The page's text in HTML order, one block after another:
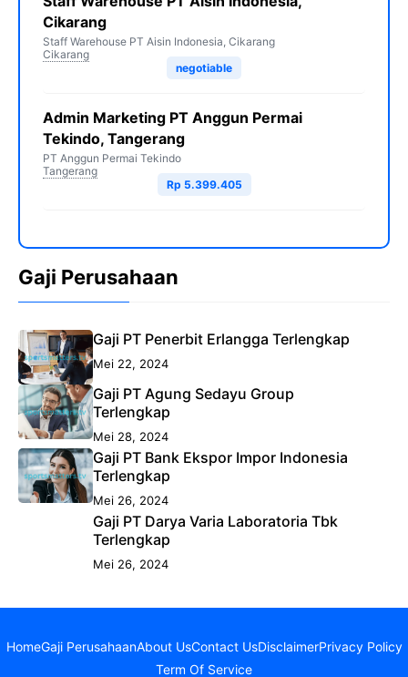
Cikarang
Staff Warehouse PT Aisin Indonesia, Cikarang
Cikarang
negotiable
Admin Marketing PT Anggun Permai
Tekindo, Tangerang
PT Anggun Permai Tekindo
Tangerang
Rp 5.399.405
Gaji Perusahaan
Gaji PT Penerbit Erlangga Terlengkap
Mei 22, 2024
Gaji PT Agung Sedayu Group
Terlengkap
Mei 28, 2024
Gaji PT Bank Ekspor Impor Indonesia
Terlengkap
Mei 26, 2024
Gaji PT Darya Varia Laboratoria Tbk
Terlengkap
Mei 26, 2024
HomeGaji PerusahaanAbout UsContact UsDisclaimerPrivacy Policy
Term Of Service